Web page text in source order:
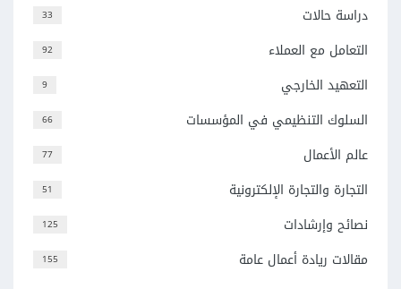
33 دراسة حالات
92 التعامل مع العملاء
9 التعهيد الخارجي
66 السلوك التنظيمي في المؤسسات
77 عالم الأعمال
51 التجارة والتجارة الإلكترونية
125 نصائح وإرشادات
155
مقالات ريادة أعمال عامة